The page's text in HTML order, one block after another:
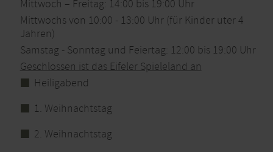
Mittwoch – Freitag: 14:00 bis 19:00 Uhr
Mittwochs von 10:00 - 13:00 Uhr (für Kinder uter 4
Jahren)
Samstag - Sonntag und Feiertag: 12:00 bis 19:00 Uhr
Geschlossen ist das Eifeler Spieleland an
Heiligabend
1. Weihnachtstag
2. Weihnachtstag